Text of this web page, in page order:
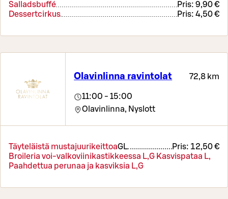
Salladsbuffé
Pris: 9,90 €
Dessertcirkus
Pris: 4,50 €
Olavinlinna ravintolat 72,8 km
11:00 - 15:00
Olavinlinna, Nyslott
Täyteläistä mustajuurikeittoaGL Pris: 12,50 €
Broileria voi-valkoviinikastikkeessa L,G Kasvispataa L,
Paahdettua perunaa ja kasviksia L,G